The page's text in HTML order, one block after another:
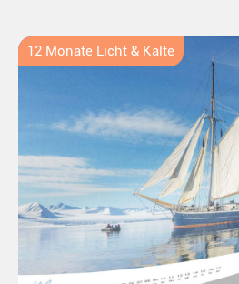
12 Monate Licht & Kälte